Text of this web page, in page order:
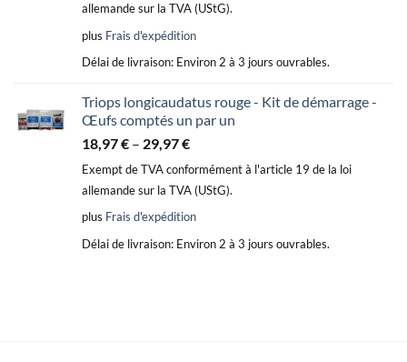
allemande sur la TVA (UStG).
plus Frais d'expédition
Délai de livraison: Environ 2 à 3 jours ouvrables.
Triops longicaudatus rouge - Kit de démarrage -
Œufs comptés un par un
18,97€ – 29,97€
Exempt de TVA conformément à l'article 19 de la loi
allemande sur la TVA (UStG).
plus Frais d'expédition
Délai de livraison: Environ 2 à 3 jours ouvrables.